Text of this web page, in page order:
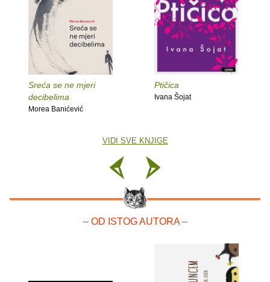
Sreća se ne mjeri
decibelima
Morea Banićević
Ptičica
Ivana Šojat
VIDI SVE KNJIGE
– OD ISTOG AUTORA –